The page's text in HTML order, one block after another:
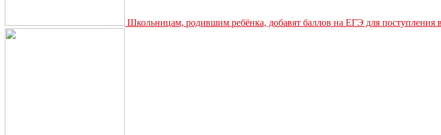
Школьницам, родившим ребёнка, добавят баллов на ЕГЭ для поступления